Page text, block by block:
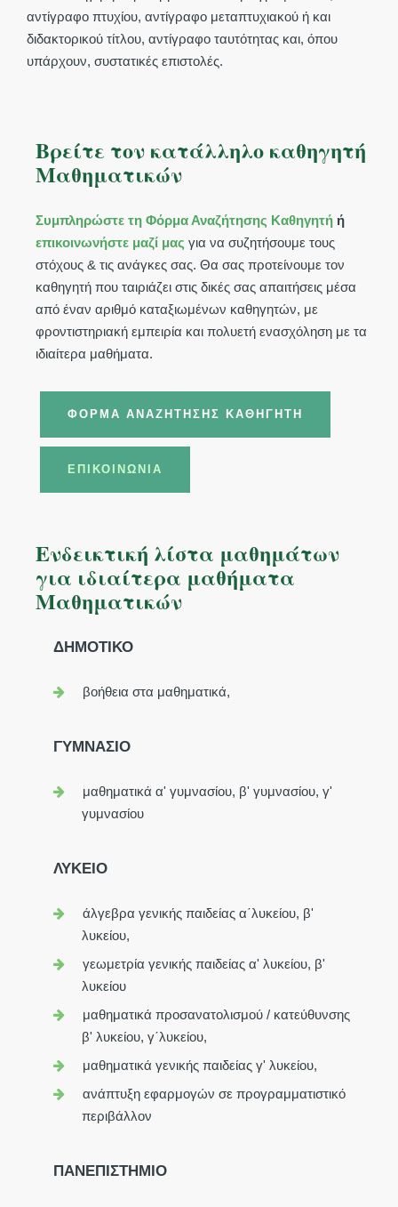
αντίγραφο πτυχίου, αντίγραφο μεταπτυχιακού ή και
διδακτορικού τίτλου, αντίγραφο ταυτότητας και, όπου
υπάρχουν, συστατικές επιστολές.
Βρείτε τον κατάλληλο καθηγητή
Μαθηματικών
Συμπληρώστε τη Φόρμα Αναζήτησης Καθηγητή ή
επικοινωνήστε μαζί μας για να συζητήσουμε τους
στόχους & τις ανάγκες σας. Θα σας προτείνουμε τον
καθηγητή που ταιριάζει στις δικές σας απαιτήσεις μέσα
από έναν αριθμό καταξιωμένων καθηγητών, με
φροντιστηριακή εμπειρία και πολυετή ενασχόληση με τα
ιδιαίτερα μαθήματα.
ΦΌΡΜΑ ΑΝΑΖΉΤΗΣΗΣ ΚΑΘΗΓΗΤΉ
ΕΠΙΚΟΙΝΩΝΊΑ
Ενδεικτική λίστα μαθημάτων
για ιδιαίτερα μαθήματα
Μαθηματικών
ΔΗΜΟΤΙΚΟ
βοήθεια στα μαθηματικά,
ΓΥΜΝΑΣΙΟ
μαθηματικά α' γυμνασίου, β' γυμνασίου, γ'
γυμνασίου
ΛΥΚΕΙΟ
άλγεβρα γενικής παιδείας α΄λυκείου, β'
λυκείου,
γεωμετρία γενικής παιδείας α' λυκείου, β'
λυκείου
μαθηματικά προσανατολισμού / κατεύθυνσης
β' λυκείου, γ΄λυκείου,
μαθηματικά γενικής παιδείας γ' λυκείου,
ανάπτυξη εφαρμογών σε προγραμματιστικό
περιβάλλον
ΠΑΝΕΠΙΣΤΗΜΙΟ